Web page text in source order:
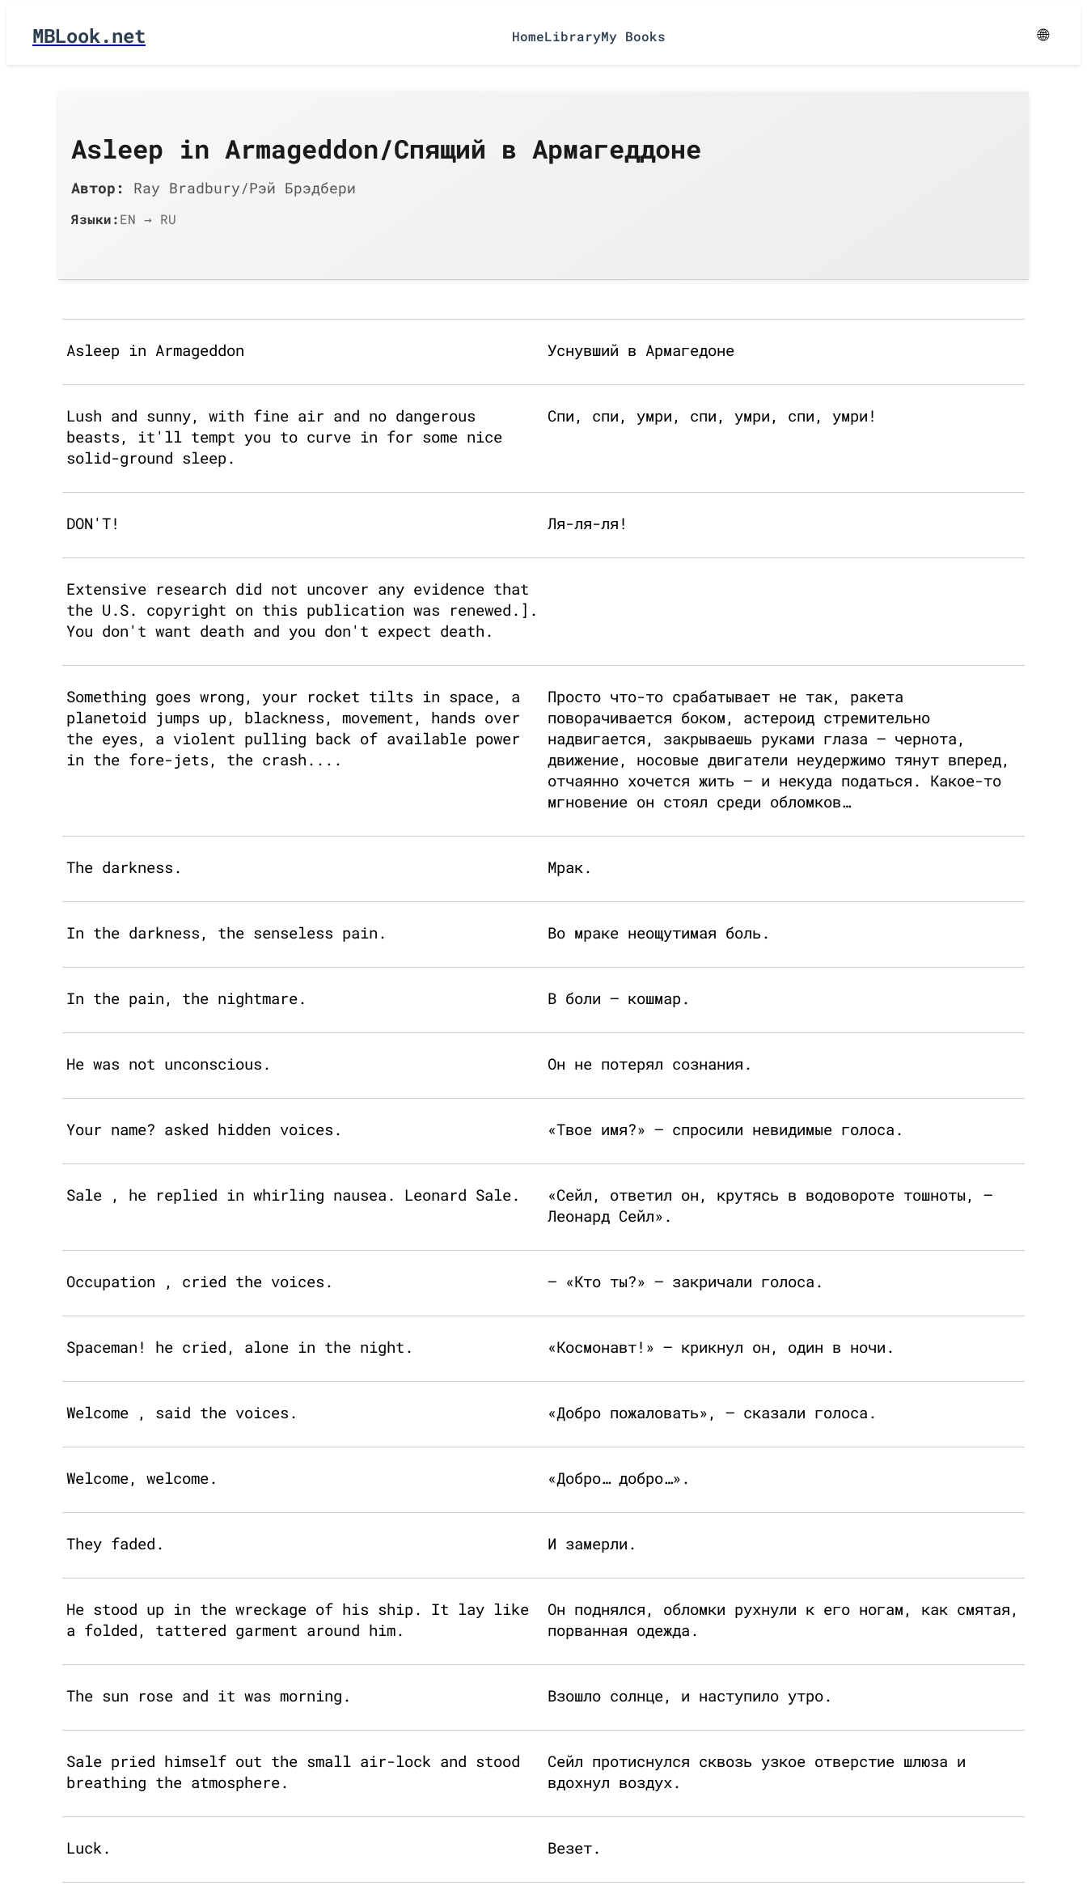
MBLook.net HomeLibraryMy Books 🌐
Asleep in Armageddon/Спящий в Армагеддоне
Автор: Ray Bradbury/Рэй Брэдбери
Языки:EN → RU
Asleep in Armageddon Уснувший в Армагедоне
Lush and sunny, with fine air and no dangerous
beasts, it'll tempt you to curve in for some nice
solid-ground sleep.
Спи, спи, умри, спи, умри, спи, умри!
DON'T! Ля-ля-ля!
Extensive research did not uncover any evidence that
the U.S. copyright on this publication was renewed.].
You don't want death and you don't expect death.
Something goes wrong, your rocket tilts in space, a
planetoid jumps up, blackness, movement, hands over
the eyes, a violent pulling back of available power
in the fore-jets, the crash....
Просто что-то срабатывает не так, ракета
поворачивается боком, астероид стремительно
надвигается, закрываешь руками глаза — чернота,
движение, носовые двигатели неудержимо тянут вперед,
отчаянно хочется жить — и некуда податься. Какое-то
мгновение он стоял среди обломков…
The darkness. Мрак.
In the darkness, the senseless pain. Во мраке неощутимая боль.
In the pain, the nightmare. В боли — кошмар.
He was not unconscious. Он не потерял сознания.
Your name? asked hidden voices. «Твое имя?» — спросили невидимые голоса.
Sale , he replied in whirling nausea. Leonard Sale.
«Сейл, ответил он, крутясь в водовороте тошноты, —
Леонард Сейл».
Occupation , cried the voices. — «Кто ты?» — закричали голоса.
Spaceman! he cried, alone in the night. «Космонавт!» — крикнул он, один в ночи.
Welcome , said the voices. «Добро пожаловать», — сказали голоса.
Welcome, welcome. «Добро… добро…».
They faded. И замерли.
He stood up in the wreckage of his ship. It lay like
a folded, tattered garment around him.
Он поднялся, обломки рухнули к его ногам, как смятая,
порванная одежда.
The sun rose and it was morning. Взошло солнце, и наступило утро.
Sale pried himself out the small air-lock and stood
breathing the atmosphere.
Сейл протиснулся сквозь узкое отверстие шлюза и
вдохнул воздух.
Luck. Везет.